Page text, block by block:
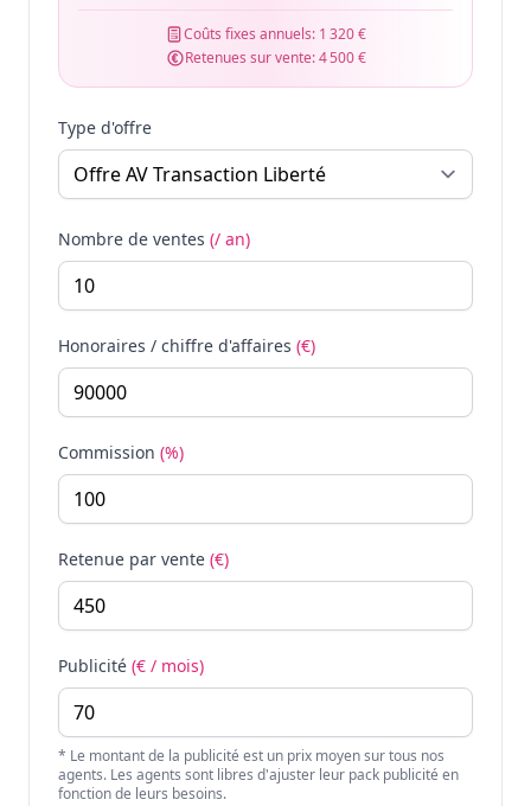
Coûts fixes annuels: 1 320 €
Retenues sur vente:4 500 €
Type d'offre
Nombre de ventes (/ an)
Honoraires / chiffre d'affaires (€)
Commission (%)
Retenue par vente (€)
Publicité (€ / mois)
* Le montant de la publicité est un prix moyen sur tous nos
agents. Les agents sont libres d'ajuster leur pack publicité en
fonction de leurs besoins.